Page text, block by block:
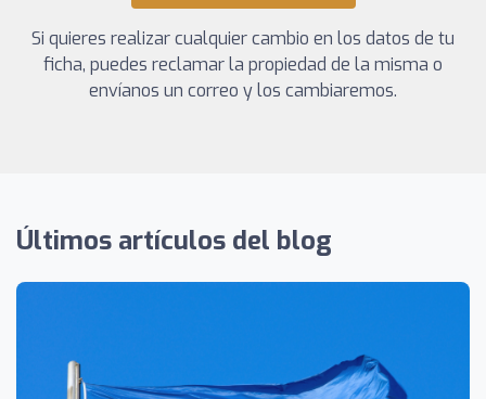
Si quieres realizar cualquier cambio en los datos de tu
ficha, puedes reclamar la propiedad de la misma o
envíanos un correo y los cambiaremos.
Últimos artículos del blog